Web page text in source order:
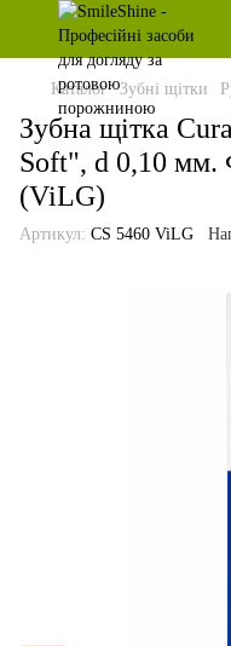
Каталог Зубні щітки
Зубна щітка
Soft", d 0,10 мм.
(ViLG)
Артикул: CS 5460 ViLG